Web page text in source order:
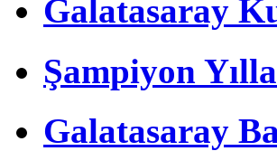
Galatasaray
Şampiyon
Galatasaray